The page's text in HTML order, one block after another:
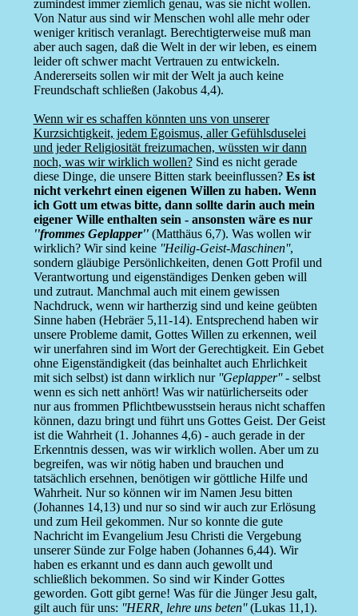
zumindest immer ziemlich genau, was sie nicht wollen.
Von Natur aus sind wir Menschen wohl alle mehr oder
weniger kritisch veranlagt. Berechtigterweise muß man
aber auch sagen, daß die Welt in der wir leben, es einem
leider oft schwer macht Vertrauen zu entwickeln.
Andererseits sollen wir mit der Welt ja auch keine
Freundschaft schließen (Jakobus 4,4).
Wenn wir es schaffen könnten uns von unserer
Kurzsichtigkeit, jedem Egoismus, aller Gefühlsduselei
und jeder Religiosität freizumachen, wüssten wir dann
noch, was wir wirklich wollen?Sind es nicht gerade
diese Dinge, die unsere Bitten stark beeinflussen? Es ist
nicht verkehrt einen eigenen Willen zu haben. Wenn
ich Gott um etwas bitte, dann sollte darin auch mein
eigener Wille enthalten sein - ansonsten wäre es nur
''frommes Geplapper''(Matthäus 6,7). Was wollen wir
wirklich? Wir sind keine ''Heilig-Geist-Maschinen'',
sondern gläubige Persönlichkeiten, denen Gott Profil und
Verantwortung und eigenständiges Denken geben will
und zutraut. Manchmal auch mit einem gewissen
Nachdruck, wenn wir hartherzig sind und keine geübten
Sinne haben (Hebräer 5,11-14). Entsprechend haben wir
unsere Probleme damit, Gottes Willen zu erkennen, weil
wir unerfahren sind im Wort der Gerechtigkeit. Ein Gebet
ohne Eigenständigkeit (das beinhaltet auch Ehrlichkeit
mit sich selbst) ist dann wirklich nur ''Geplapper''- selbst
wenn es sich nett anhört! Was wir natürlicherseits oder
nur aus frommen Pflichtbewusstsein heraus nicht schaffen
können, dazu bringt und führt uns Gottes Geist. Der Geist
ist die Wahrheit (1. Johannes 4,6) - auch gerade in der
Erkenntnis dessen, was wir wirklich wollen. Aber um zu
begreifen, was wir nötig haben und brauchen und
tatsächlich ersehnen, benötigen wir göttliche Hilfe und
Wahrheit. Nur so können wir im Namen Jesu bitten
(Johannes 14,13) und nur so sind wir auch zur Erlösung
und zum Heil gekommen. Nur so konnte die gute
Nachricht im Evangelium Jesu Christi die Vergebung
unserer Sünde zur Folge haben (Johannes 6,44). Wir
haben es erkannt und es dann auch gewollt und
schließlich bekommen. So sind wir Kinder Gottes
geworden. Gott gibt gerne! Was für die Jünger Jesu galt,
gilt auch für uns: ''HERR, lehre uns beten''(Lukas 11,1).